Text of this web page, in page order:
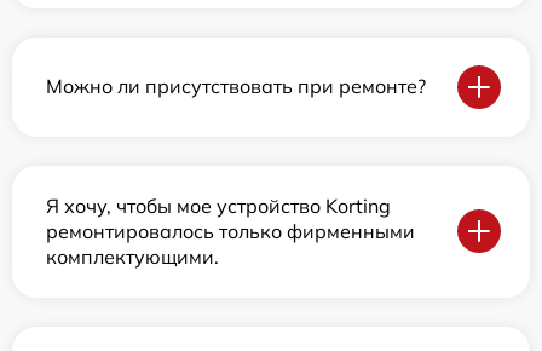
Можно ли присутствовать при ремонте?
Я хочу, чтобы мое устройство Korting
ремонтировалось только фирменными
комплектующими.